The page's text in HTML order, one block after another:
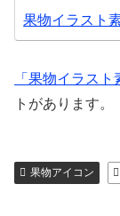
果物イラスト
「果物イラスト
トがあります。
果物アイコン